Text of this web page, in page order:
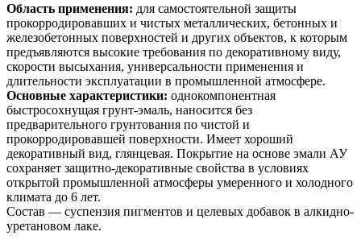
Область применения: для самостоятельной защиты
прокорродировавших и чистых металлических, бетонных и
железобетонных поверхностей и других объектов, к которым
предъявляются высокие требования по декоративному виду,
скорости высыхания, универсальности применения и
длительности эксплуатации в промышленной атмосфере.
Основные характеристики: однокомпонентная
быстросохнущая грунт-эмаль, наносится без
предварительного грунтования по чистой и
прокорродировавшей поверхности. Имеет хороший
декоративный вид, глянцевая. Покрытие на основе эмали АУ
сохраняет защитно-декоративные свойства в условиях
открытой промышленной атмосферы умеренного и холодного
климата до 6 лет.
Состав — суспензия пигментов и целевых добавок в алкидно-
уретановом лаке.